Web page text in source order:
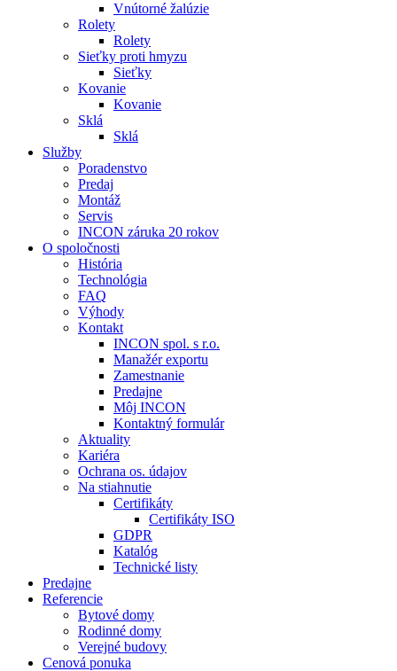
Vnútorné žalúzie
Rolety
Rolety
Sieťky proti hmyzu
Sieťky
Kovanie
Kovanie
Sklá
Sklá
Služby
Poradenstvo
Predaj
Montáž
Servis
INCON záruka 20 rokov
O spoločnosti
História
Technológia
FAQ
Výhody
Kontakt
INCON spol. s r.o.
Manažér exportu
Zamestnanie
Predajne
Môj INCON
Kontaktný formulár
Aktuality
Kariéra
Ochrana os. údajov
Na stiahnutie
Certifikáty
Certifikáty ISO
GDPR
Katalóg
Technické listy
Predajne
Referencie
Bytové domy
Rodinné domy
Verejné budovy
Cenová ponuka